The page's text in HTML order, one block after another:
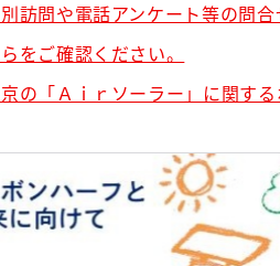
訪問や電話アンケート等の問合
をご確認ください。
の「Ａｉｒソーラー」に関す